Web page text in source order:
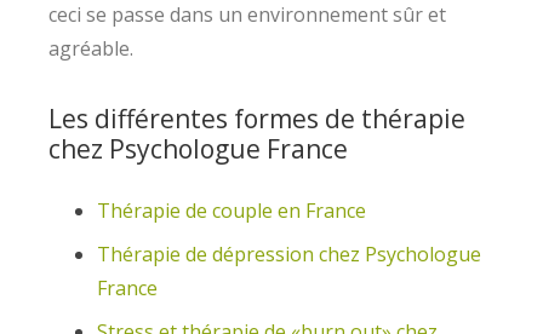
ceci se passe dans un environnement sûr et
agréable.
Les différentes formes de thérapie
chez Psychologue France
Thérapie de couple en France
Thérapie de dépression chez Psychologue
France